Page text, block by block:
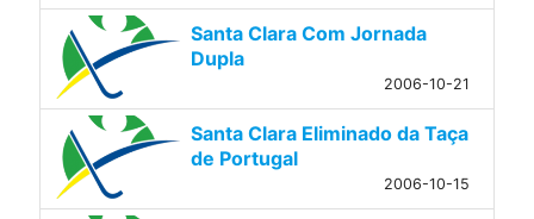
Santa Clara Com Jornada
Dupla
2006-10-21
Santa Clara Eliminado da Taça
de Portugal
2006-10-15